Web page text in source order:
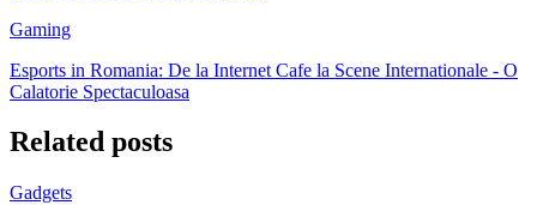
Gaming
Esports in Romania: De la Internet Cafe la Scene Internationale - O
Calatorie Spectaculoasa
Related posts
Gadgets